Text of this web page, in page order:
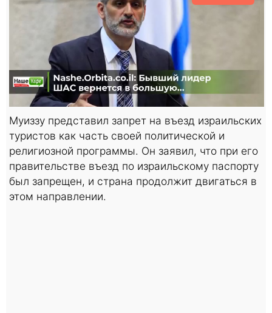
Муиззу представил запрет на въезд израильских
туристов как часть своей политической и
религиозной программы. Он заявил, что при его
правительстве въезд по израильскому паспорту
был запрещен, и страна продолжит двигаться в
этом направлении.